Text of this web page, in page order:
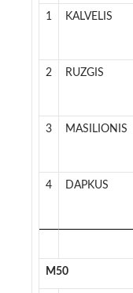
1 KALVELIS
2 RUZGIS
3 MASILIONIS
4 DAPKUS
M50